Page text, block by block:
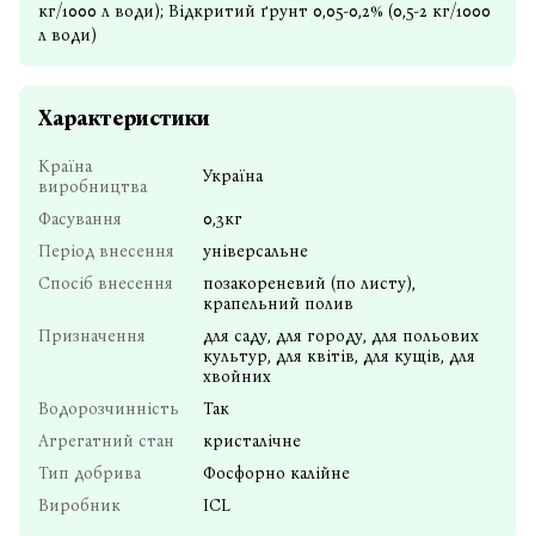
кг/1000 л води); Відкритий ґрунт 0,05-0,2% (0,5-2 кг/1000
л води)
Характеристики
Країна
виробництва
Україна
Фасування
0,3кг
Період внесення
універсальне
Спосіб внесення
позакореневий (по листу),
крапельний полив
Призначення
для саду, для городу, для польових
культур, для квітів, для кущів, для
хвойних
Водорозчинність
Так
Агрегатний стан
кристалічне
Тип добрива
Фосфорно калійне
Виробник
ICL